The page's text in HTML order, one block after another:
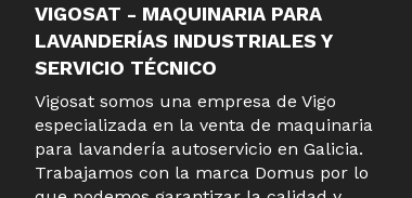
VIGOSAT - MAQUINARIA PARA
LAVANDERÍAS INDUSTRIALES Y
SERVICIO TÉCNICO
Vigosat somos una empresa de Vigo
especializada en la venta de maquinaria
para lavandería autoservicio en Galicia.
Trabajamos con la marca Domus por lo